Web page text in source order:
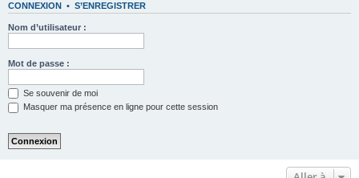
CONNEXION • S’ENREGISTRER
Nom d’utilisateur :
Mot de passe :
Se souvenir de moi
Masquer ma présence en ligne pour cette session